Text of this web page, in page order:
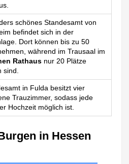
schönes Standesamt von
befindet sich in der
Dort können bis zu 50
während im Trausaal im
Rathausnur 20 Plätze
sind.
in Fulda besitzt vier
Trauzimmer, sodass jede
Hochzeit möglich ist.
in Hessen